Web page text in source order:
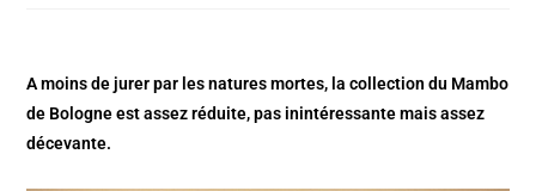
A moins de jurer par les natures mortes, la collection du Mambo
de Bologne est assez réduite, pas inintéressante mais assez
décevante.